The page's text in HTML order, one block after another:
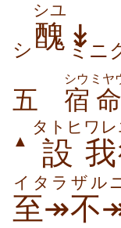
シ 醜
シユ
↡
ミニ
五 宿
シウ
命
ミヤ
▲ 設
タトヒ
我
ワレ
至↠
イタラ
不
ザル